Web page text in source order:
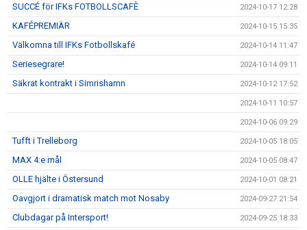
SUCCÉ för IFKs FOTBOLLSCAFÈ 2024-10-17 12:28
KAFÉPREMIÄR 2024-10-15 15:35
Välkomna till IFKs Fotbollskafé 2024-10-14 11:47
Seriesegrare! 2024-10-14 09:11
Säkrat kontrakt i Simrishamn 2024-10-12 17:52
2024-10-11 10:57
2024-10-06 09:29
Tufft i Trelleborg 2024-10-05 18:05
MAX 4:e mål 2024-10-05 08:47
OLLE hjälte i Östersund 2024-10-01 08:21
Oavgjort i dramatisk match mot Nosaby 2024-09-27 21:54
Clubdagar på Intersport! 2024-09-25 18:33